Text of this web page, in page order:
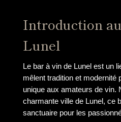
Introduction
Lunel
Le bar à vin de Lunel est un
mêlent tradition et modernité
unique aux amateurs de
charmante ville de Lunel, ce
sanctuaire pour les